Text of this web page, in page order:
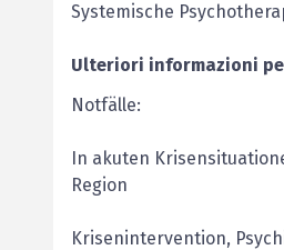
Systemische
Ulteriori informazioni
Notfälle:
In akuten
Region
Krisenintervention,